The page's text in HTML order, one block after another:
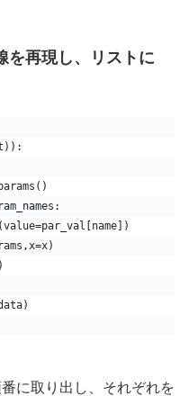
を再現し、リストに
に取り出し、それぞれを